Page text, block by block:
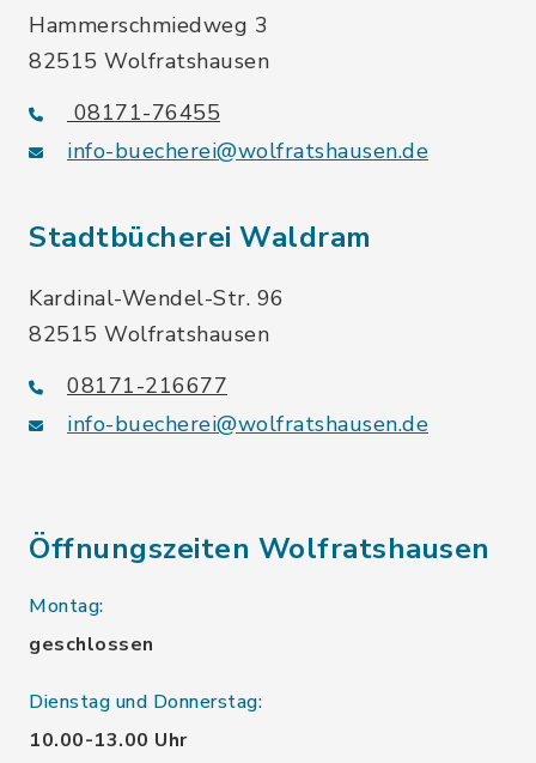
Hammerschmiedweg 3
82515 Wolfratshausen
08171-76455
info-buecherei@wolfratshausen.de
Stadtbücherei Waldram
Kardinal-Wendel-Str. 96
82515 Wolfratshausen
08171-216677
info-buecherei@wolfratshausen.de
Öffnungszeiten Wolfratshausen
Montag:
geschlossen
Dienstag und Donnerstag:
10.00-13.00 Uhr